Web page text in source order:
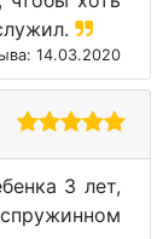
14.03.2020
3 лет,